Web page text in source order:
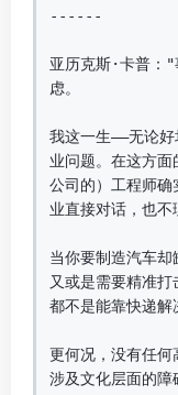
------
亚历克斯·卡普：
虑。
我这一生——无论
业问题。在这方
公司的）工程师确
业直接对话，也不
当你要制造汽车却
又或是需要精准
都不是能靠快递解
更何况，没有任何
涉及文化层面的障